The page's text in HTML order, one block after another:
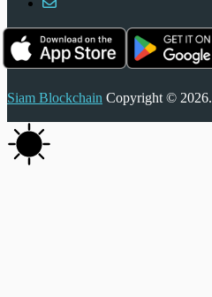
Siam Blockchain Copyright © 2026.